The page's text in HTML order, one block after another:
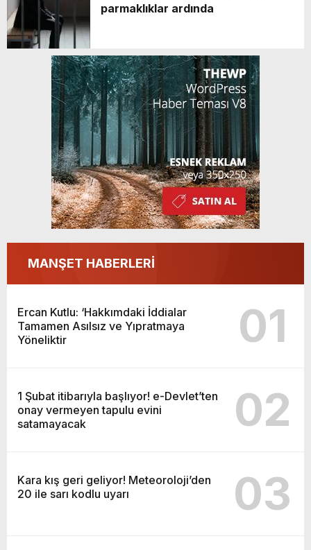
parmaklıklar ardında
MANŞET HABERLERİ
Ercan Kutlu: ‘Hakkımdaki İddialar
Tamamen Asılsız ve Yıpratmaya
Yöneliktir
01
1 Şubat itibarıyla başlıyor! e-Devlet’ten
onay vermeyen tapulu evini
satamayacak
02
Kara kış geri geliyor! Meteoroloji’den
20 ile sarı kodlu uyarı
03